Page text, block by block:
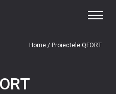
Home/ Proiectele QFORT